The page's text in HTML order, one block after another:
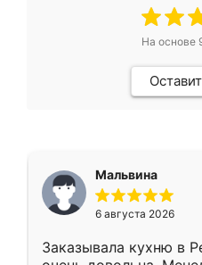
На основе
Мальвина
6 августа 2026
Заказывала кухню в